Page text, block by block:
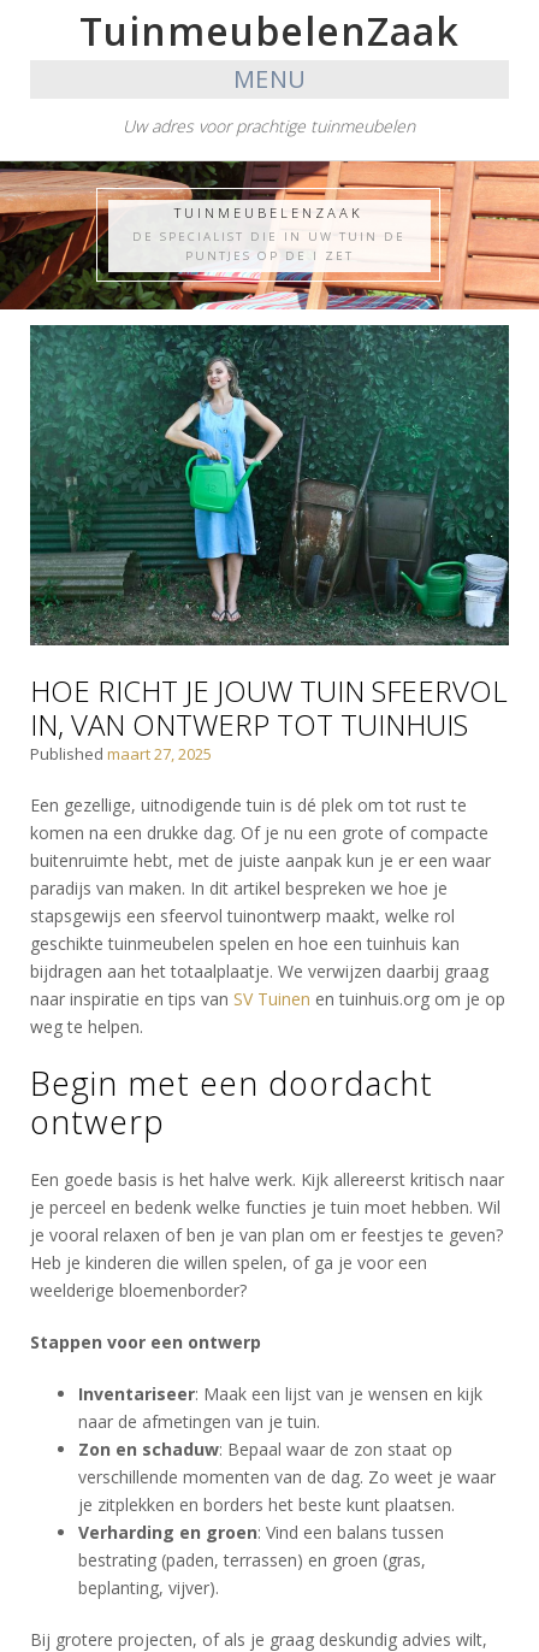
TuinmeubelenZaak
MENU
Uw adres voor prachtige tuinmeubelen
TUINMEUBELENZAAK
DE SPECIALIST DIE IN UW TUIN DE
PUNTJES OP DE I ZET
HOE RICHT JE JOUW TUIN SFEERVOL
IN, VAN ONTWERP TOT TUINHUIS
Published maart 27, 2025
Een gezellige, uitnodigende tuin is dé plek om tot rust te
komen na een drukke dag. Of je nu een grote of compacte
buitenruimte hebt, met de juiste aanpak kun je er een waar
paradijs van maken. In dit artikel bespreken we hoe je
stapsgewijs een sfeervol tuinontwerp maakt, welke rol
geschikte tuinmeubelen spelen en hoe een tuinhuis kan
bijdragen aan het totaalplaatje. We verwijzen daarbij graag
naar inspiratie en tips van SV Tuinen en tuinhuis.org om je op
weg te helpen.
Begin met een doordacht
ontwerp
Een goede basis is het halve werk. Kijk allereerst kritisch naar
je perceel en bedenk welke functies je tuin moet hebben. Wil
je vooral relaxen of ben je van plan om er feestjes te geven?
Heb je kinderen die willen spelen, of ga je voor een
weelderige bloemenborder?
Stappen voor een ontwerp
Inventariseer: Maak een lijst van je wensen en kijk
naar de afmetingen van je tuin.
Zon en schaduw: Bepaal waar de zon staat op
verschillende momenten van de dag. Zo weet je waar
je zitplekken en borders het beste kunt plaatsen.
Verharding en groen: Vind een balans tussen
bestrating (paden, terrassen) en groen (gras,
beplanting, vijver).
Bij grotere projecten, of als je graag deskundig advies wilt,